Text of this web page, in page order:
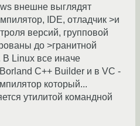
внешне выглядят
IDE, отладчик >и
версий, групповой
до >гранитной
В Linux все иначе
C++ Builder и в VC -
который...
утилитой командной